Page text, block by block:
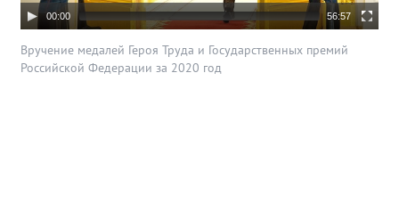
00:00 56:57
Вручение медалей Героя Труда и Государственных премий
Российской Федерации за 2020 год